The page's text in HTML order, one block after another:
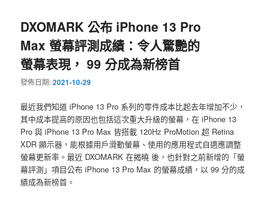
DXOMARK 公布 iPhone 13 Pro
Max 螢幕評測成績：令人驚艷的
螢幕表現， 99 分成為新榜首
發佈日期:2021-10-29
最近我們知道 iPhone 13 Pro 系列的零件成本比起去年增加不少，
其中成本提高的原因也包括這次重大升級的螢幕，在 iPhone 13
Pro 與 iPhone 13 Pro Max 皆搭載 120Hz ProMotion 超 Retina
XDR 顯示器，能根據用戶滑動螢幕、使用的應用程式自適應調整
螢幕更新率。最近 DXOMARK 在揭曉 後，也針對之前新增的「螢
幕評測」項目公布 iPhone 13 Pro Max 的螢幕成績，以 99 分的成
績成為新榜首。